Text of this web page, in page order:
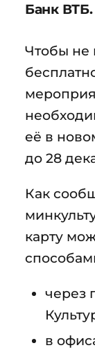
Банк ВТБ.
Чтобы не
её в
до 28
Как
карту
через
в